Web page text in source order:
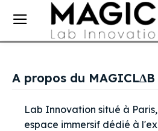
A propos du MAGICL∆B
Lab Innovation situé à
espace immersif dédié à